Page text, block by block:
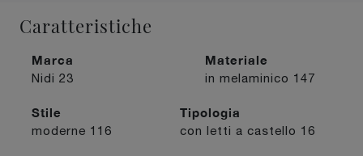
Caratteristiche
Marca
Nidi 23
Materiale
in melaminico 147
Stile
moderne 116
Tipologia
con letti a castello 16